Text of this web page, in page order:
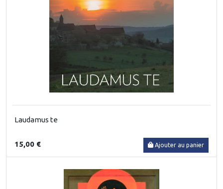
Laudamus te
15,00 € Ajouter au panier